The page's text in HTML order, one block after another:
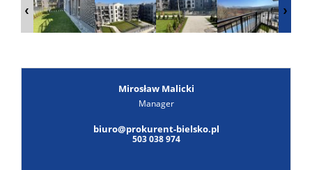
Mirosław Malicki
Manager
biuro@prokurent-bielsko.pl
503 038 974